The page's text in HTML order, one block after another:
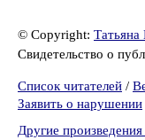
© Copyright: Татьяна
Свидетельство о
Список читателей /
Заявить о нарушении
Другие